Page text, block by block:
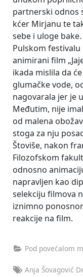
partnerski odnos
kćer Mirjanu te
sebe i uloge
Pulskom
animirani film
ikada mislila da
glumačke vode,
nagovarala jer je
Međutim, nije
od malena
stoga za nju
Štoviše, nakon
Filozofskom
odnosno
napravljen kao
selekciju filmova
iznimno
reakcije na film.
Pod povećalom
Tags:
Anja Šovagović